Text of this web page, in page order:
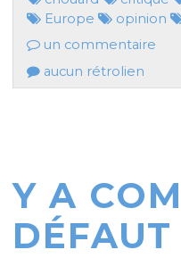
Europe
opinion
un commentaire
aucun rétrolien
Y A
DÉFAUT